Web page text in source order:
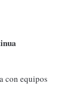
con equipos